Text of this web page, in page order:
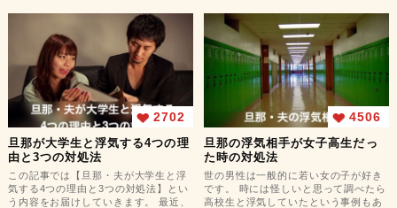
2702
旦那が大学生と浮気する4つの理
由と3つの対処法
この記事では【旦那・夫が大学生と浮
気する4つの理由と3つの対処法】とい
う内容をお届けしていきます。 最近、
4506
旦那の浮気相手が女子高生だっ
た時の対処法
世の男性は一般的に若い女の子が好き
です。 時には怪しいと思って調べたら
高校生と浮気していたという事例もあ